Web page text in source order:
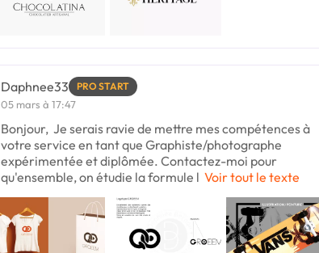
Daphnee33 PRO START
05 mars à 17:47
Bonjour, Je serais ravie de mettre mes compétences à
votre service en tant que Graphiste/photographe
expérimentée et diplômée. Contactez-moi pour
qu'ensemble, on étudie la formule l Voir tout le texte